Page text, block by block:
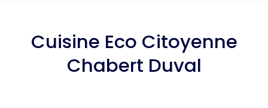
Cuisine Eco Citoyenne
Chabert Duval